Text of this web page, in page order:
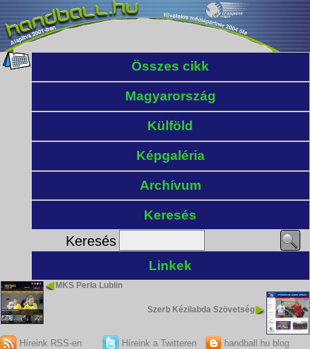
Összes cikk
Magyarország
Külföld
Képgaléria
Archívum
Keresés
Keresés
Linkek
MKS Perła Lublin
Szerb Kézilabda Szövetség
Híreink RSS-en Híreink a Twitteren handball.hu blog